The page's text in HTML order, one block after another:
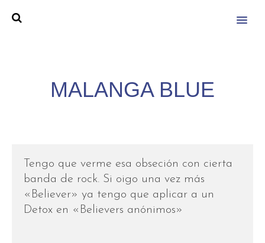
MENU
MALANGA BLUE
Tengo que verme esa obseción con cierta
banda de rock. Si oigo una vez más
«Believer» ya tengo que aplicar a un
Detox en «Believers anónimos»